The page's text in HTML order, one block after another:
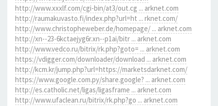
http://www.xxxlf.com/cgi-bin/at3/out.cg ... arknet.com
http://raumakuvasto.fi/index.php?url=ht ... rknet.com/
http://www.christopheweber.de/homepage/ ... arknet.com
http://xn--23-6kctaejyg6r.xn--p1ai/bitr ... arknet.com
http://www.vedco.ru/bitrix/rk.php?goto= ... arknet.com
https://vdigger.com/downloader/download ... arknet.com
http://kcm.kr/jump.php?url=https://marketsdarknet.com/
https://www.google.com.py/share.google? ... arknet.com
http://es.catholic.net/ligas/ligasframe ... arknet.com
http://www.ufaclean.ru/bitrix/rk.php?go ... arknet.com